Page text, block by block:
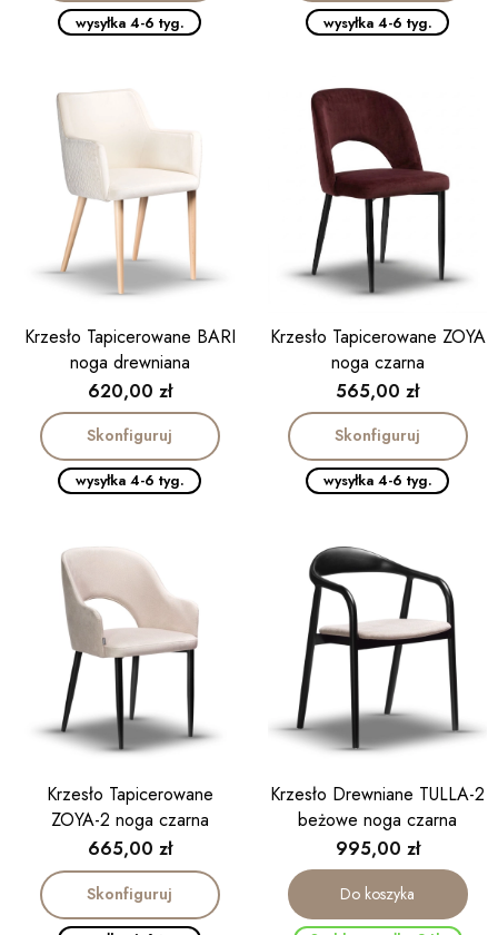
wysyłka 4-6 tyg. wysyłka 4-6 tyg.
Krzesło Tapicerowane BARI
noga drewniana
Cena
620,00 zł
Skonfiguruj
wysyłka 4-6 tyg.
Krzesło Tapicerowane ZOYA
noga czarna
Cena
565,00 zł
Skonfiguruj
wysyłka 4-6 tyg.
Krzesło Tapicerowane
ZOYA-2 noga czarna
Cena
665,00 zł
Skonfiguruj
Krzesło Drewniane TULLA-2
beżowe noga czarna
Cena
995,00 zł
Do koszyka